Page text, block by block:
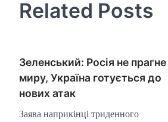
Related Posts
Зеленський: Росія не прагне
миру, Україна готується до
нових атак
Заява наприкінці триденного